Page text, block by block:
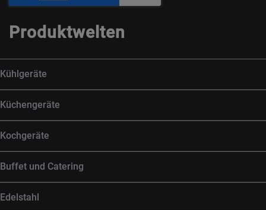
Produktwelten
Kühlgeräte
Küchengeräte
Kochgeräte
Buffet und Catering
Edelstahl